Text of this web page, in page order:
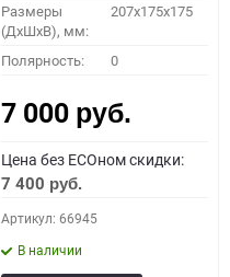
Размеры
(ДхШхВ), мм:
207x175x175
Полярность: 0
7 000 руб.
Цена без ECOном скидки:
7 400 руб.
Артикул: 66945
В наличии